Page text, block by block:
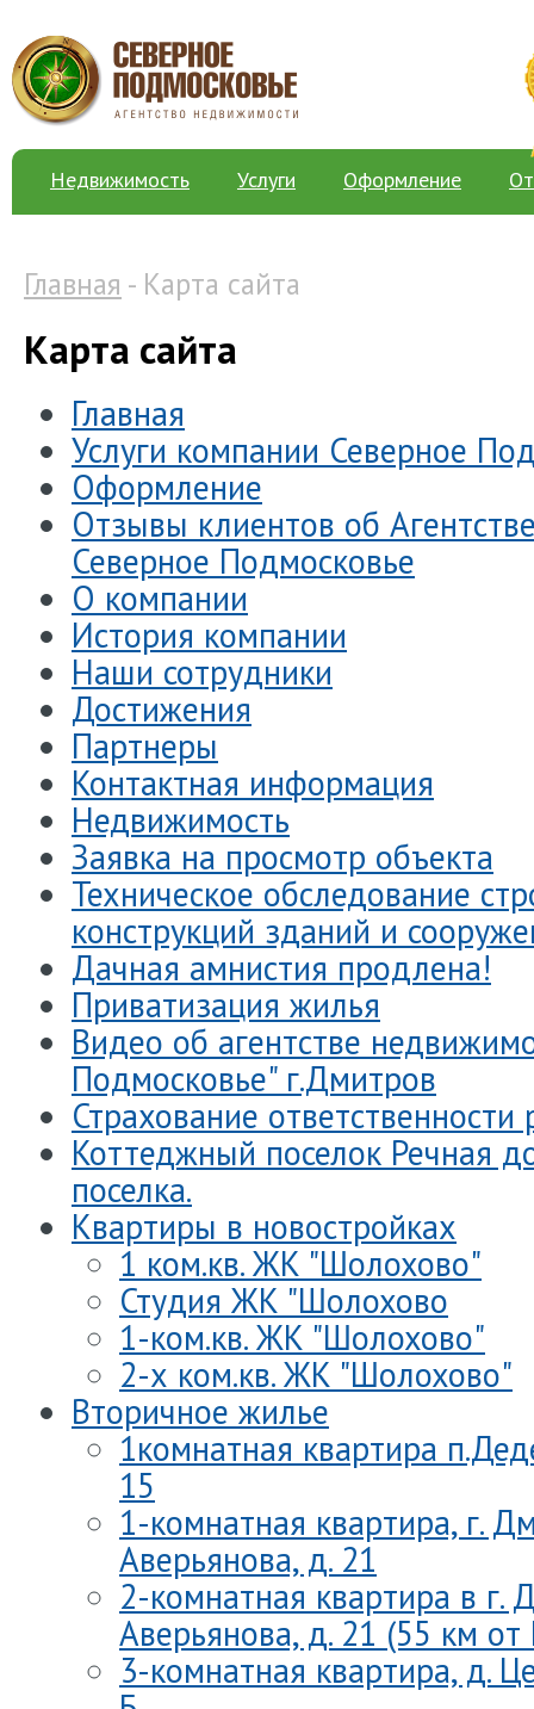
Недвижимость Услуги Оформление
Главная - Карта сайта
Карта сайта
Главная
Услуги компании Северное
Оформление
Отзывы клиентов об
Северное Подмосковье
О компании
История компании
Наши сотрудники
Достижения
Партнеры
Контактная информация
Недвижимость
Заявка на просмотр объекта
Техническое обследование
конструкций зданий и
Дачная амнистия продлена!
Приватизация жилья
Видео об агентстве
Подмосковье" г.Дмитров
Страхование ответственности
Коттеджный поселок Речная
поселка.
Квартиры в новостройках
1 ком.кв. ЖК "Шолохово"
Студия ЖК "Шолохово
1-ком.кв. ЖК "Шолохово"
2-х ком.кв. ЖК "Шолохово"
Вторичное жилье
1комнатная квартира
15
1-комнатная квартира, г.
Аверьянова, д. 21
2-комнатная квартира в г.
Аверьянова, д. 21 (55 км
3-комнатная квартира, д.